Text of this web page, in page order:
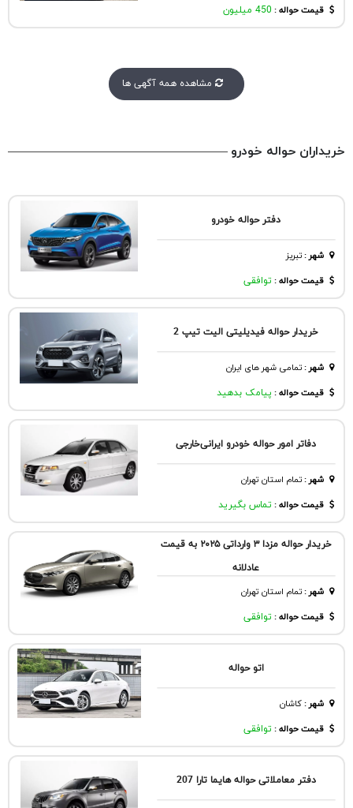
قیمت حواله : 450 میلیون
مشاهده همه آگهی ها
خریداران حواله خودرو
دفتر حواله خودرو
شهر:تبريز
قیمت حواله : توافقی
خریدار حواله فیدیلیتی الیت تیپ 2
شهر:تمامی شهر های ایران
قیمت حواله : پیامک بدهید
د‌فاتر امور حواله خودرو ایرانی‌خارجی
شهر:تمام استان تهران
قیمت حواله : تماس بگیرید
خریدار حواله مزدا ۳ وارداتی ۲۰۲۵ به قیمت
عادلانه
شهر:تمام استان تهران
قیمت حواله : توافقی
اتو حواله
شهر:كاشان
قیمت حواله : توافقی
دفتر معاملاتی حواله هایما تارا 207